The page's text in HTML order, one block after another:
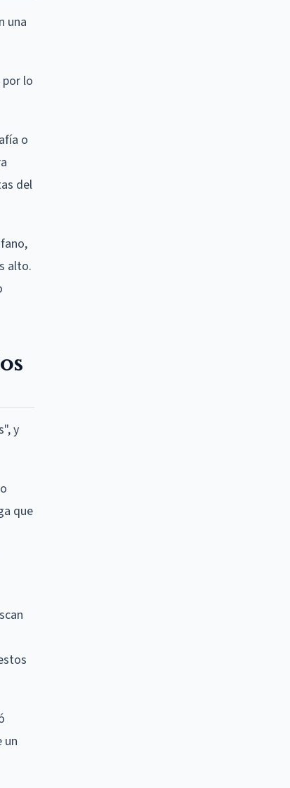
una
lo
o
del
alto.
y
que
un